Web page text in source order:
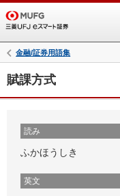
金融/証券用語集
賦課方式
読み
ふかほうしき
英文